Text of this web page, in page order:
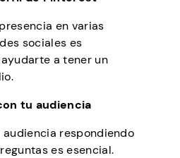
en varias
sociales es
a tener un
tu audiencia
respondiendo
es esencial.